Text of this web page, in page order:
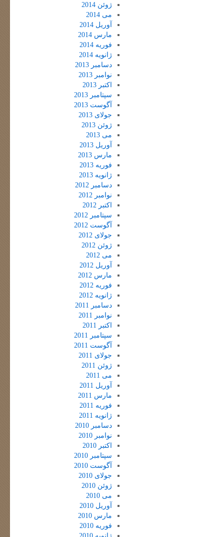
ژوئن 2014
می 2014
آوریل 2014
مارس 2014
فوریه 2014
ژانویه 2014
دسامبر 2013
نوامبر 2013
اکتبر 2013
سپتامبر 2013
آگوست 2013
جولای 2013
ژوئن 2013
می 2013
آوریل 2013
مارس 2013
فوریه 2013
ژانویه 2013
دسامبر 2012
نوامبر 2012
اکتبر 2012
سپتامبر 2012
آگوست 2012
جولای 2012
ژوئن 2012
می 2012
آوریل 2012
مارس 2012
فوریه 2012
ژانویه 2012
دسامبر 2011
نوامبر 2011
اکتبر 2011
سپتامبر 2011
آگوست 2011
جولای 2011
ژوئن 2011
می 2011
آوریل 2011
مارس 2011
فوریه 2011
ژانویه 2011
دسامبر 2010
نوامبر 2010
اکتبر 2010
سپتامبر 2010
آگوست 2010
جولای 2010
ژوئن 2010
می 2010
آوریل 2010
مارس 2010
فوریه 2010